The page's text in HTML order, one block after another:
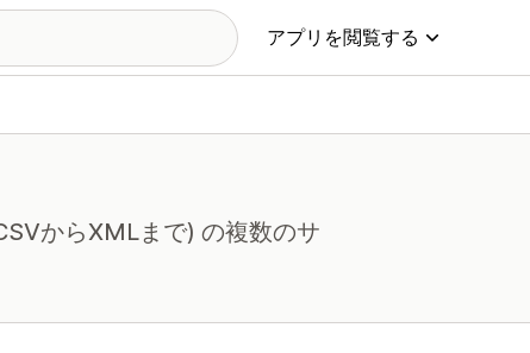
アプリを閲覧する
からXMLまで) の複数のサ